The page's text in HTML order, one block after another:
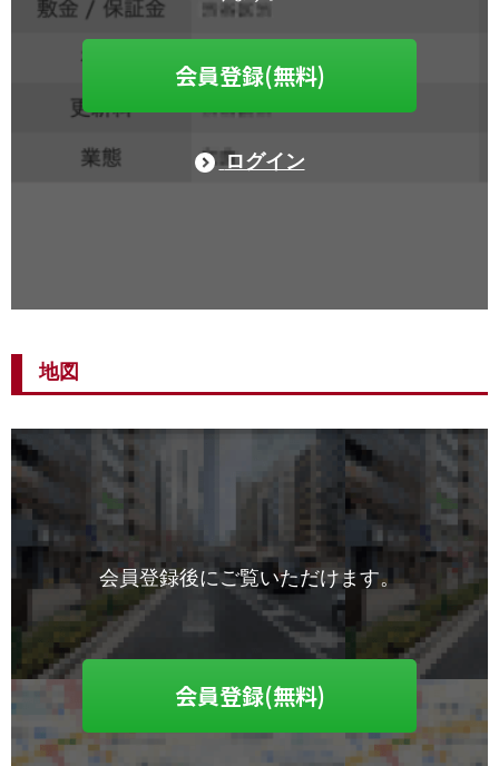
会員登録(無料)
ログイン
地図
会員登録後にご覧いただけます。
会員登録(無料)